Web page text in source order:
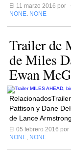
El 11 marzo 2016 por
NONE NONE
Trailer de
de Miles
Ewan
Pattison y Dane
de Lance
El 05 febrero 2016 por
NONE NONE